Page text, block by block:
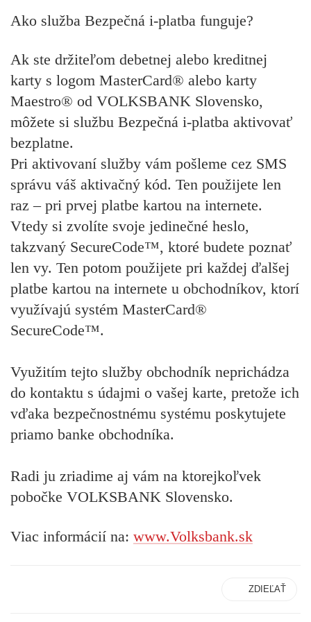
Ako služba Bezpečná i-platba funguje?
Ak ste držiteľom debetnej alebo kreditnej
karty s logom MasterCard® alebo karty
Maestro® od VOLKSBANK Slovensko,
môžete si službu Bezpečná i-platba aktivovať
bezplatne.
Pri aktivovaní služby vám pošleme cez SMS
správu váš aktivačný kód. Ten použijete len
raz – pri prvej platbe kartou na internete.
Vtedy si zvolíte svoje jedinečné heslo,
takzvaný SecureCode™, ktoré budete poznať
len vy. Ten potom použijete pri každej ďalšej
platbe kartou na internete u obchodníkov, ktorí
využívajú systém MasterCard®
SecureCode™.
Využitím tejto služby obchodník neprichádza
do kontaktu s údajmi o vašej karte, pretože ich
vďaka bezpečnostnému systému poskytujete
priamo banke obchodníka.
Radi ju zriadime aj vám na ktorejkoľvek
pobočke VOLKSBANK Slovensko.
Viac informácií na: www.Volksbank.sk
ZDIEĽAŤ